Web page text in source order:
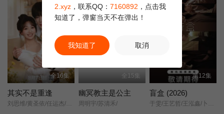
第23集 第24集 第25集
第26集 第28集
第29集 第31集
全16集
其实不是重逢
全15集
幽冥教主是公主
周明宇/苏清禾/
第12集
盲盒 (2026)
2.xyz ，联系QQ： 7160892 ，点击我
知道了，弹窗当天不在弹出！
我知道了 取消